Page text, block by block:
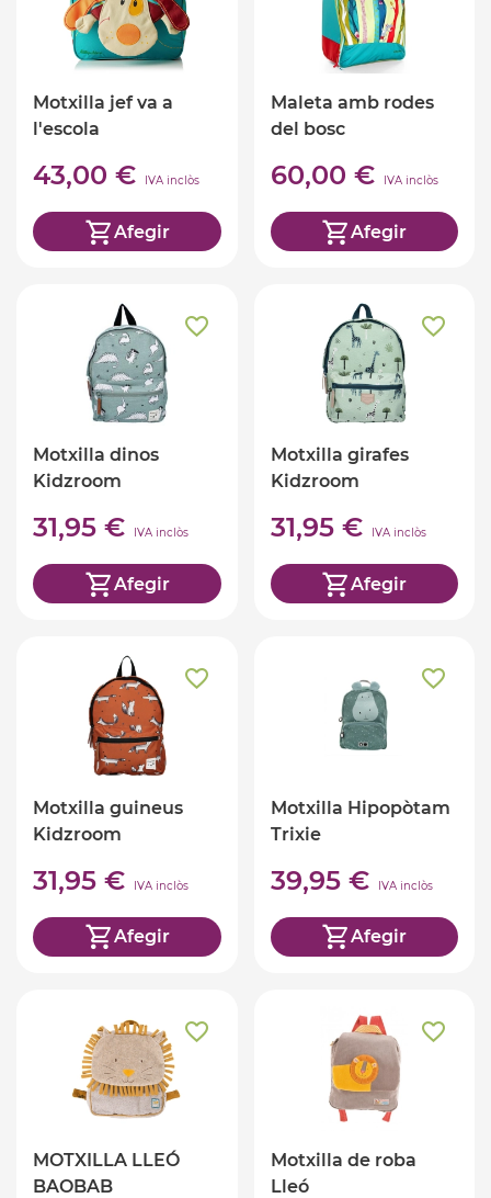
Motxilla jef va a
l'escola
43,00 € IVA inclòs
Afegir
Maleta amb rodes
del bosc
60,00 € IVA inclòs
Afegir
Motxilla dinos
Kidzroom
31,95 € IVA inclòs
Afegir
Motxilla girafes
Kidzroom
31,95 € IVA inclòs
Afegir
Motxilla guineus
Kidzroom
31,95 € IVA inclòs
Afegir
Motxilla Hipopòtam
Trixie
39,95 € IVA inclòs
Afegir
MOTXILLA LLEÓ
BAOBAB
Motxilla de roba
Lleó